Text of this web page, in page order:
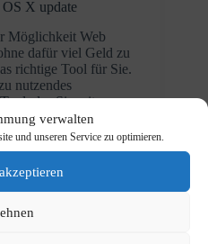
verwalten
und unseren Service zu optimieren.
X update
Möglichkeit Web
dafür viel Geld zu
richtige Tool für Sie.
nutzendes
das Sie mit
2010